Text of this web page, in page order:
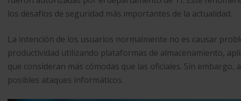
los desafíos de seguridad más importantes de la actualidad.
La intención de los usuarios normalmente no es causar
productividad utilizando plataformas de almacenamiento,
que consideran más cómodas que las oficiales. Sin
posibles ataques informáticos.